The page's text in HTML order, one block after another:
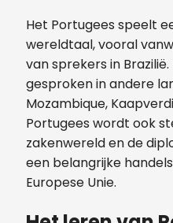
Het Portugees speelt
wereldtaal, vooral
van sprekers in
gesproken in andere
Mozambique,
Portugees wordt ook
zakenwereld en de
een belangrijke
Europese Unie.